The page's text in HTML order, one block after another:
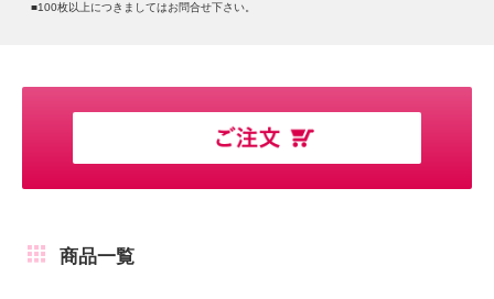
■100枚以上につきましてはお問合せ下さい。
商品一覧